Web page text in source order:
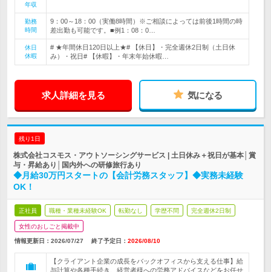
年収
勤務
時間
9：00～18：00（実働8時間）※ご相談によっては前後1時間の時
差出勤も可能です。■例1：08：0…
休日
休暇
# ★年間休日120日以上★# 【休日】・完全週休2日制（土日休
み）・祝日# 【休暇】・年末年始休暇…
求人詳細を見る 気になる
残り1日
株式会社コスモス・アウトソーシングサービス | 土日休み＋祝日が基本│賞
与・昇給あり│国内外への研修旅行あり
◆月給30万円スタートの【会計労務スタッフ】◆実務未経験
OK！
正社員 職種・業種未経験OK 転勤なし 学歴不問 完全週休2日制
女性のおしごと掲載中
情報更新日：2026/07/27 終了予定日： 2026/08/10
【クライアント企業の成長をバックオフィスから支える仕事】給
与計算や各種手続き、経営者様への労務アドバイスなどをお任せ